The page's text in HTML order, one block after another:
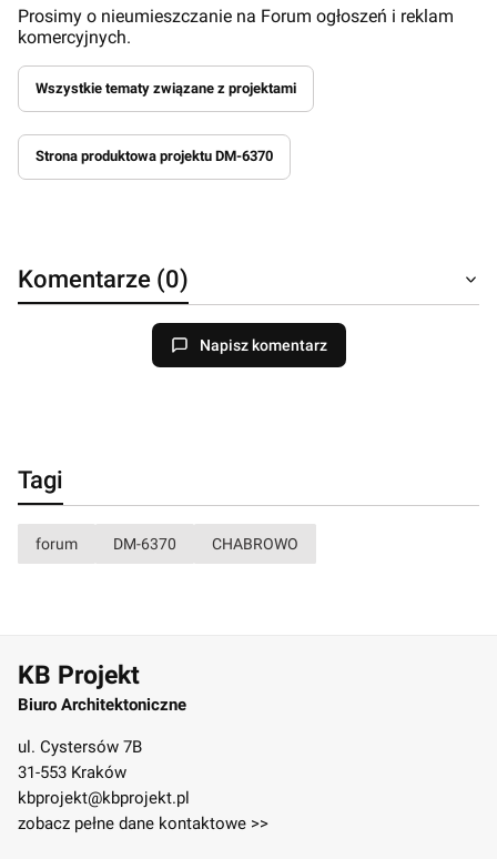
Prosimy o nieumieszczanie na Forum ogłoszeń i reklam
komercyjnych.
Wszystkie tematy związane z projektami
Strona produktowa projektu DM-6370
Komentarze (0)
Napisz komentarz
Tagi
forum DM-6370 CHABROWO
KB Projekt
Biuro Architektoniczne
ul. Cystersów 7B
31-553 Kraków
kbprojekt@kbprojekt.pl
zobacz pełne dane kontaktowe >>